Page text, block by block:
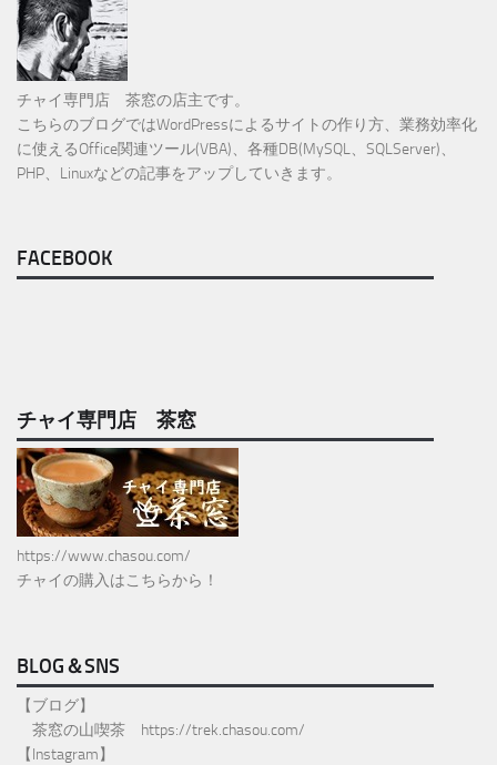
チャイ専門店 茶窓の店主です。
こちらのブログではWordPressによるサイトの作り方、業務効率化
に使えるOffice関連ツール(VBA)、各種DB(MySQL、SQLServer)、
PHP、Linuxなどの記事をアップしていきます。
FACEBOOK
チャイ専門店 茶窓
https://www.chasou.com/
チャイの購入はこちらから！
BLOG＆SNS
【ブログ】
茶窓の山喫茶 https://trek.chasou.com/
【Instagram】